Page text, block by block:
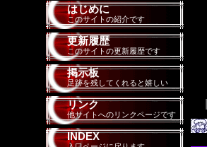
はじめに
このサイトの紹介です
更新履歴
このサイトの更新履歴です
掲示板
足跡を残してくれると嬉しい
リンク
他サイトへのリンクページです
INDEX